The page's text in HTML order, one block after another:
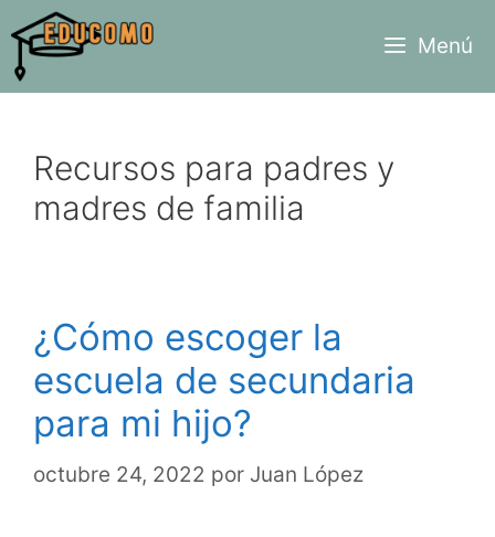
Saltar
al
contenido
Menú
Recursos para padres y
madres de familia
¿Cómo escoger la
escuela de secundaria
para mi hijo?
octubre 24, 2022 por Juan López